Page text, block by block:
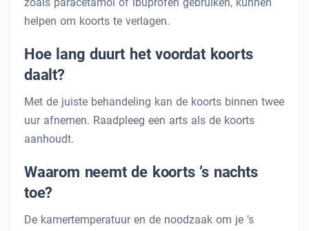
zoals paracetamol of ibuprofen gebruiken, kunnen
helpen om koorts te verlagen.
Hoe lang duurt het voordat koorts
daalt?
Met de juiste behandeling kan de koorts binnen twee
uur afnemen. Raadpleeg een arts als de koorts
aanhoudt.
Waarom neemt de koorts ’s nachts
toe?
De kamertemperatuur en de noodzaak om je ’s